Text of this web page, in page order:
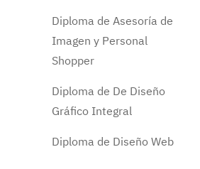
Diploma de Asesoría de
Imagen y Personal
Shopper
Diploma de De Diseño
Gráfico Integral
Diploma de Diseño Web